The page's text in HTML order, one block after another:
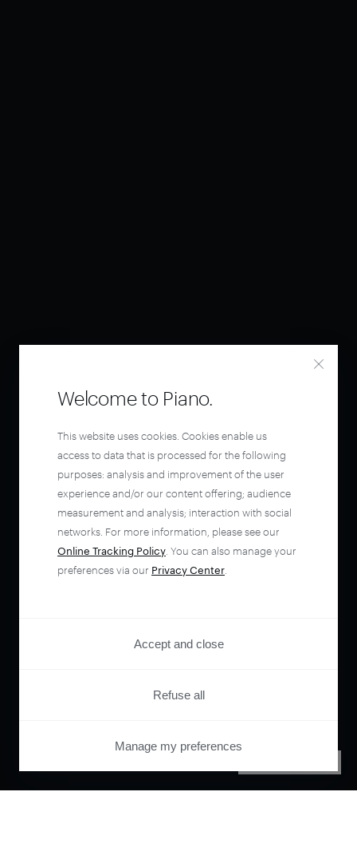
Welcome to Piano.
This website uses cookies. Cookies enable us
access to data that is processed for the following
purposes: analysis and improvement of the user
experience and/or our content offering; audience
measurement and analysis; interaction with social
networks. For more information, please see our
Online Tracking Policy . You can also manage your
preferences via our Privacy Center
Accept and close
Refuse all
Manage my preferences